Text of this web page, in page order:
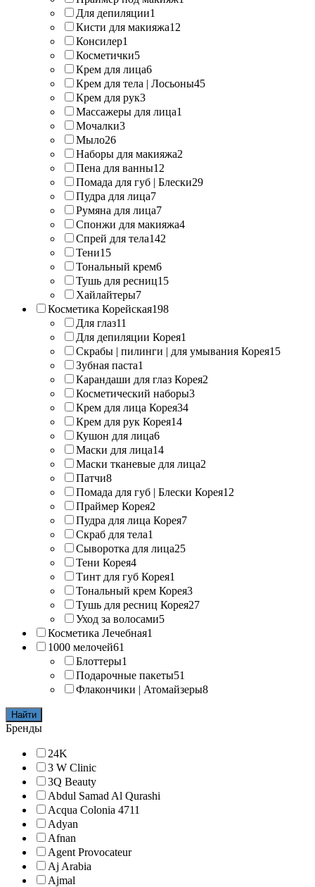
Для депиляции1
Кисти для макияжа12
Консилер1
Косметички5
Крем для лица6
Крем для тела | Лосьоны45
Крем для рук3
Массажеры для лица1
Мочалки3
Мыло26
Наборы для макияжа2
Пена для ванны12
Помада для губ | Блески29
Пудра для лица7
Румяна для лица7
Спонжи для макияжа4
Спрей для тела142
Тени15
Тональный крем6
Тушь для ресниц15
Хайлайтеры7
Косметика Корейская198
Для глаз11
Для депиляции Корея1
Скрабы | пилинги | для умывания Корея15
Зубная паста1
Карандаши для глаз Корея2
Косметический наборы3
Крем для лица Корея34
Крем для рук Корея14
Кушон для лица6
Маски для лица14
Маски тканевые для лица2
Патчи8
Помада для губ | Блески Корея12
Праймер Корея2
Пудра для лица Корея7
Скраб для тела1
Сыворотка для лица25
Тени Корея4
Тинт для губ Корея1
Тональный крем Корея3
Тушь для ресниц Корея27
Уход за волосами5
Косметика Лечебная1
1000 мелочей61
Блоттеры1
Подарочные пакеты51
Флакончики | Атомайзеры8
Найти
Бренды
24K
3 W Clinic
3Q Beauty
Abdul Samad Al Qurashi
Acqua Colonia 4711
Adyan
Afnan
Agent Provocateur
Aj Arabia
Ajmal